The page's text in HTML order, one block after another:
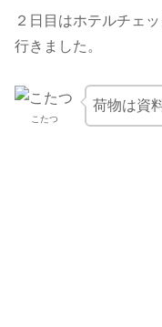
２日目はホテルチェ
行きました。
こたつ
荷物は資